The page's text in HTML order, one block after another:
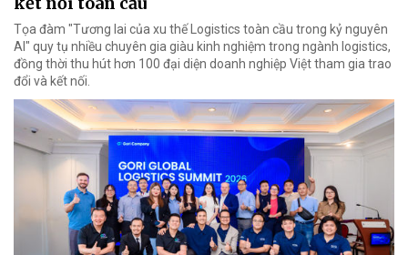
Tọa đàm "Tương lai của xu thế Logistics toàn cầu trong kỷ nguyên
AI" quy tụ nhiều chuyên gia giàu kinh nghiệm trong ngành logistics,
đồng thời thu hút hơn 100 đại diện doanh nghiệp Việt tham gia trao
đổi và kết nối.